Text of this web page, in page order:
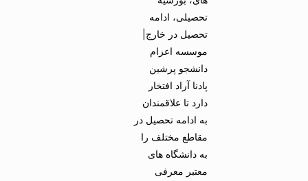
تحصیلی، ادامه
تحصیل در خارج|
موسسه اعزام
دانشجو پرشین
پادنا آراد افتخار
دارد تا علاقمندان
به ادامه تحصیل در
مقاطع مختلف را
به دانشگاه های
معتبر معرفی